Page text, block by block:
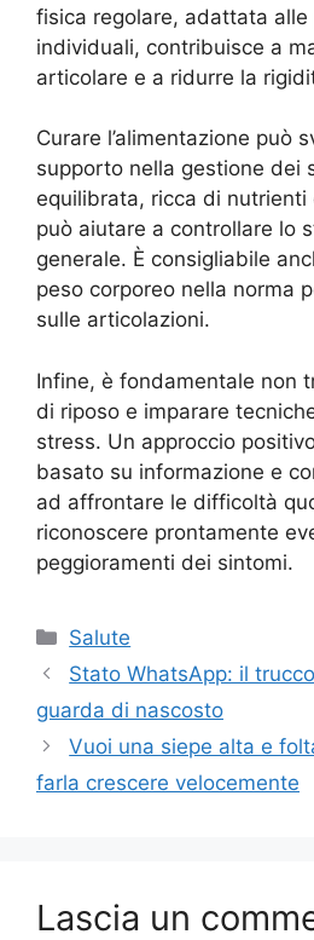
fisica regolare, adattata alle
individuali, contribuisce a
articolare e a ridurre la
Curare l’alimentazione può
supporto nella gestione dei
equilibrata, ricca di nutrienti
può aiutare a controllare lo
generale. È consigliabile
peso corporeo nella norma
sulle articolazioni.
Infine, è fondamentale non
di riposo e imparare
stress. Un approccio
basato su informazione e
ad affrontare le difficoltà
riconoscere prontamente
peggioramenti dei sintomi.
Categorie
Salute
Stato WhatsApp: il
guarda di nascosto
Vuoi una siepe alta e
farla crescere velocemente
Lascia un